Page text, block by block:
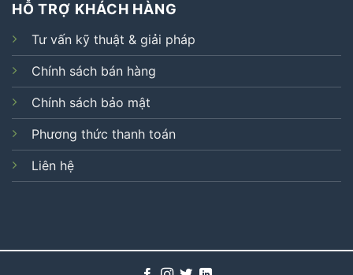
HỖ TRỢ KHÁCH HÀNG
Tư vấn kỹ thuật & giải pháp
Chính sách bán hàng
Chính sách bảo mật
Phương thức thanh toán
Liên hệ